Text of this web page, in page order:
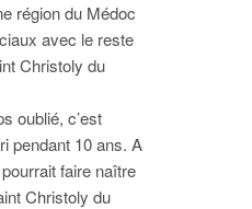
région du Médoc
avec le reste
Christoly du
oublié, c’est
pendant 10 ans. A
faire naître
Christoly du